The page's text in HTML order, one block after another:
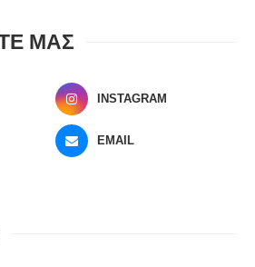
ΜΑΣ
INSTAGRAM
EMAIL